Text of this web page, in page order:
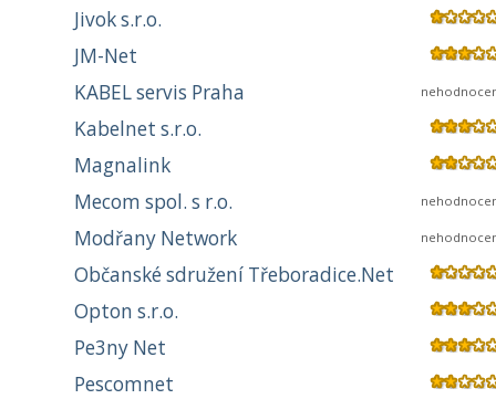
Jivok s.r.o.
JM-Net
KABEL servis Praha
Kabelnet s.r.o.
Magnalink
Mecom spol. s r.o.
Modřany Network
Občanské sdružení Třeboradice.Net
Opton s.r.o.
Pe3ny Net
Pescomnet